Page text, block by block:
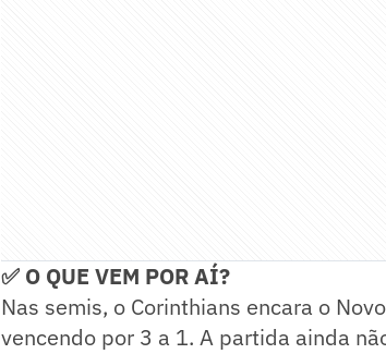
✅ O QUE VEM POR AÍ?
Nas semis, o Corinthians encara o
vencendo por 3 a 1. A partida ainda